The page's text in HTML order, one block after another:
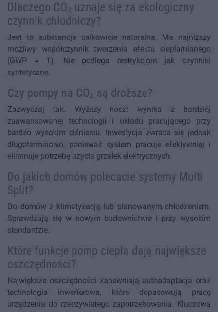
Dlaczego CO₂ uznaje się za ekologiczny
czynnik chłodniczy?
Jest to substancja całkowicie naturalna. Ma najniższy
możliwy współczynnik tworzenia efektu cieplarnianego
(GWP = 1). Nie podlega restrykcjom jak czynniki
syntetyczne.
Czy pompy na CO₂ są droższe?
Zazwyczaj tak. Wyższy koszt wynika z bardziej
zaawansowanej technologii i układu pracującego przy
bardzo wysokim ciśnieniu. Inwestycja zwraca się jednak
długoterminowo, ponieważ system pracuje efektywniej i
eliminuje potrzebę użycia grzałek elektrycznych.
Do jakich domów polecacie systemy Multi
Split?
Do domów z klimatyzacją lub planowanym chłodzeniem.
Sprawdzają się w nowym budownictwie i przy wysokim
standardzie.
Które funkcje pomp ciepła dają największe
oszczędności?
Największe oszczędności zapewniają autoadaptacja oraz
technologia inwerterowa, które dopasowują pracę
urządzenia do rzeczywistego zapotrzebowania. Kluczowa